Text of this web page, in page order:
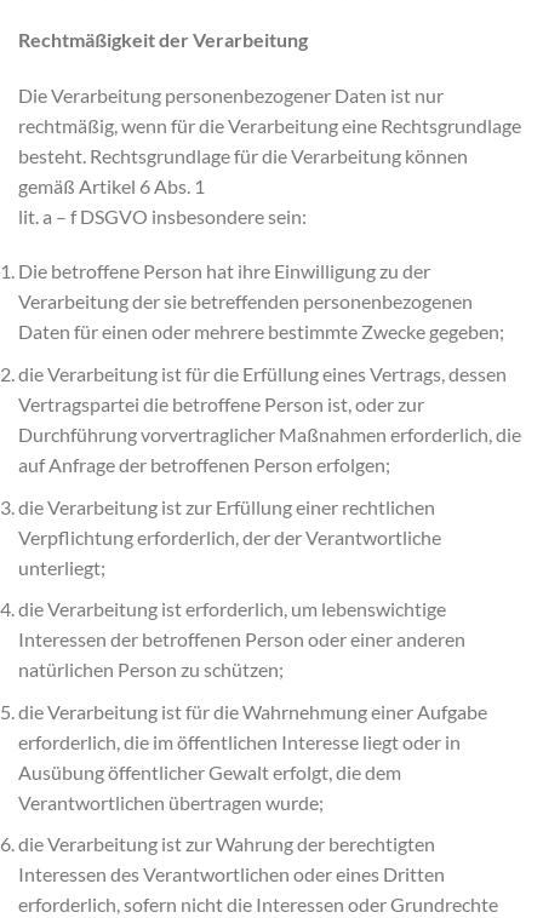
Rechtmäßigkeit der Verarbeitung
Die Verarbeitung personenbezogener Daten ist nur
rechtmäßig, wenn für die Verarbeitung eine Rechtsgrundlage
besteht. Rechtsgrundlage für die Verarbeitung können
gemäß Artikel 6 Abs. 1
lit. a – f DSGVO insbesondere sein:
Die betroffene Person hat ihre Einwilligung zu der
Verarbeitung der sie betreffenden personenbezogenen
Daten für einen oder mehrere bestimmte Zwecke gegeben;
die Verarbeitung ist für die Erfüllung eines Vertrags, dessen
Vertragspartei die betroffene Person ist, oder zur
Durchführung vorvertraglicher Maßnahmen erforderlich, die
auf Anfrage der betroffenen Person erfolgen;
die Verarbeitung ist zur Erfüllung einer rechtlichen
Verpflichtung erforderlich, der der Verantwortliche
unterliegt;
die Verarbeitung ist erforderlich, um lebenswichtige
Interessen der betroffenen Person oder einer anderen
natürlichen Person zu schützen;
die Verarbeitung ist für die Wahrnehmung einer Aufgabe
erforderlich, die im öffentlichen Interesse liegt oder in
Ausübung öffentlicher Gewalt erfolgt, die dem
Verantwortlichen übertragen wurde;
die Verarbeitung ist zur Wahrung der berechtigten
Interessen des Verantwortlichen oder eines Dritten
erforderlich, sofern nicht die Interessen oder Grundrechte